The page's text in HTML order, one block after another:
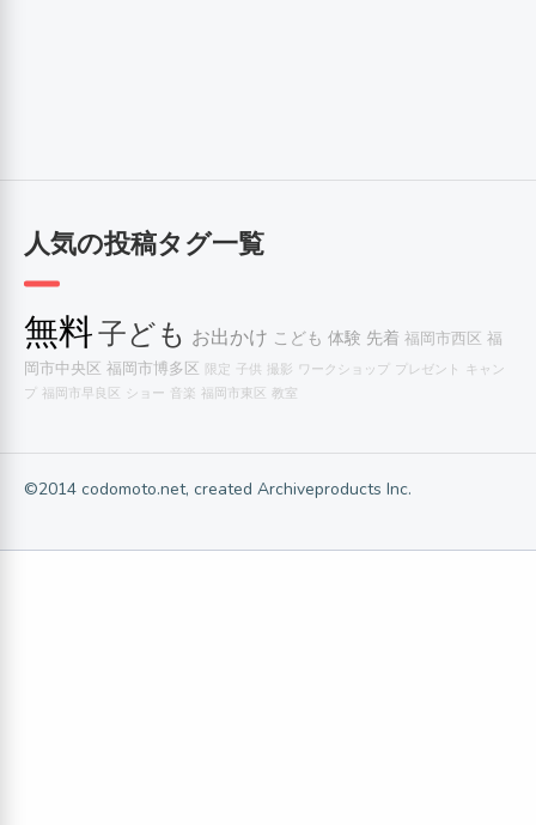
人気の投稿タグ一覧
無料子ども お出かけ こども 体験 先着 福岡市西区 福
岡市中央区 福岡市博多区 限定 子供 撮影 ワークショップ プレゼント キャン
プ 福岡市早良区 ショー 音楽 福岡市東区 教室
©2014 codomoto.net, created Archiveproducts Inc.